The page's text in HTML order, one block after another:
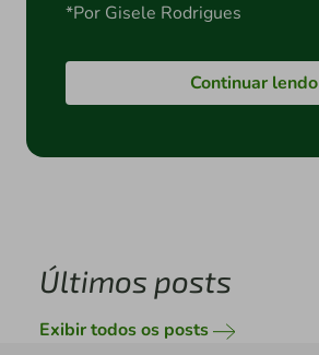
*Por Gisele Rodrigues
Continuar lendo
Últimos posts
Exibir todos os posts